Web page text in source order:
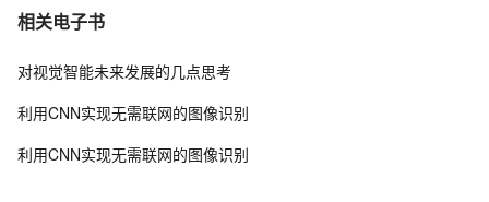
7 【计算机视觉+CNN】keras+ResNet残差网络实现图像识
8 植物病害识别系统Python+卷积神经网络算法+图像识别
网页界面
相关电子书
对视觉智能未来发展的几点思考
利⽤CNN实现⽆需联⽹的图像识别
利用CNN实现无需联网的图像识别